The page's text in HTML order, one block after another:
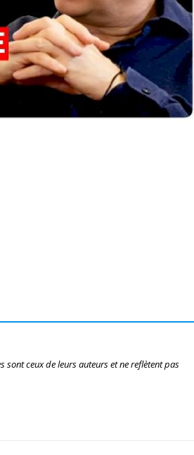
sont ceux de leurs auteurs et ne reflètent pas